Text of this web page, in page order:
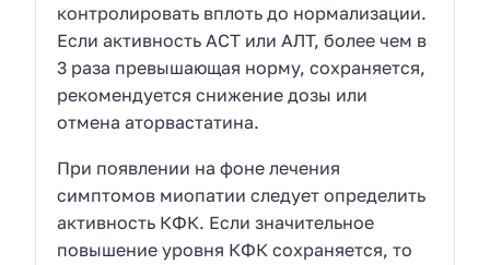
контролировать вплоть до нормализации.
Если активность АСТ или АЛТ, более чем в
3 раза превышающая норму, сохраняется,
рекомендуется снижение дозы или
отмена аторвастатина.
При появлении на фоне лечения
симптомов миопатии следует определить
активность КФК. Если значительное
повышение уровня КФК сохраняется, то